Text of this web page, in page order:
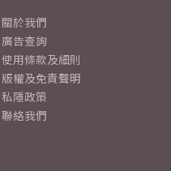
關於我們
廣告查詢
使用條款及細則
版權及免責聲明
私隱政策
聯絡我們